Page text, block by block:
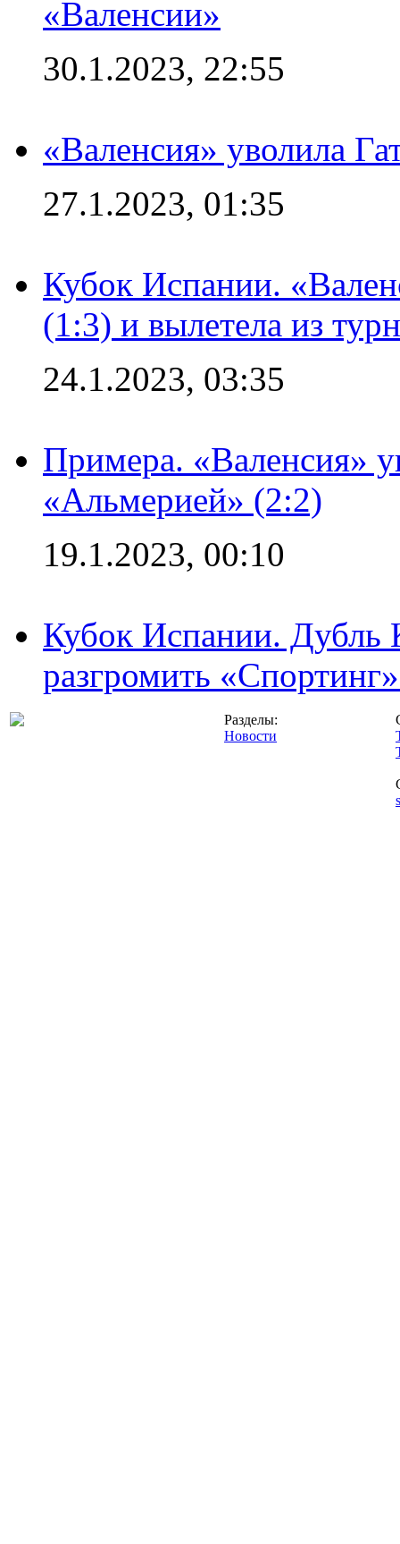
«Валенсии»
30.1.2023, 22:55
«Валенсия» уволила
27.1.2023, 01:35
Кубок Испании.
(1:3) и вылетела из
24.1.2023, 03:35
Примера. «Валенсия»
«Альмерией» (2:2)
19.1.2023, 00:10
Кубок Испании. Дубль
разгромить
Разделы:
Новости